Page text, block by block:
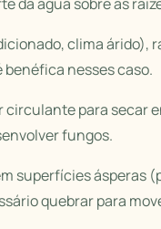
clima árido),
nesses caso.
circulante para secar
fungos.
superfícies ásperas
quebrar para